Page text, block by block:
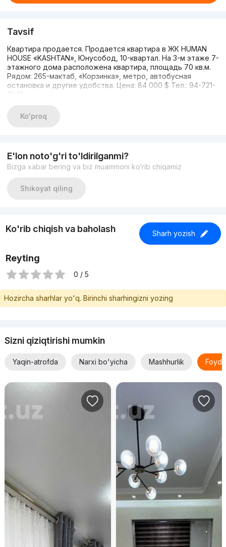
Tavsif
Квартира продается. Продается квартира в ЖК HUMAN
HOUSE «KASHTAN», Юнусобод, 10-квартал. На 3-м этаже 7-
этажного дома расположена квартира, площадь 70 кв.м.
Рядом: 265-мактаб, «Корзинка», метро, автобусная
остановка и другие удобства. Цена: 84 000 $ Тел.: 94-721-
12-12
Ko'proq
E'lon noto'g'ri to'ldirilganmi?
Bizga xabar bering va biz muammoni ko‘rib chiqamiz
Shikoyat qiling
Ko'rib chiqish va baholash Sharh yozish
Reyting
0 / 5
Hozircha sharhlar yo'q. Birinchi sharhingizni yozing
Sizni qiziqtirishi mumkin
Yaqin-atrofda Narxi bo'yicha Mashhurlik